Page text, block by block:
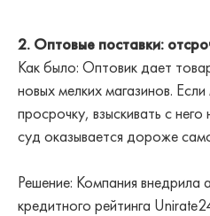
2. Оптовые поставки:
Как было: Оптовик дает
новых мелких магазинов.
просрочку, взыскивать с
суд оказывается дороже
Решение: Компания внедрила
кредитного рейтинга